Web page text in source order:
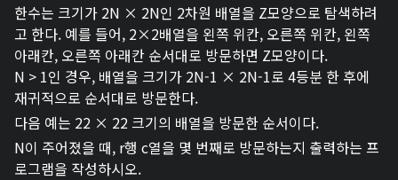
한수는 크기가 2N × 2N인 2차원 배열을 Z모양으로 탐색하려
고 한다. 예를 들어, 2×2배열을 왼쪽 위칸, 오른쪽 위칸, 왼쪽
아래칸, 오른쪽 아래칸 순서대로 방문하면 Z모양이다.
N > 1인 경우, 배열을 크기가 2N-1 × 2N-1로 4등분 한 후에
재귀적으로 순서대로 방문한다.
다음 예는 22 × 22 크기의 배열을 방문한 순서이다.
N이 주어졌을 때, r행 c열을 몇 번째로 방문하는지 출력하는 프
로그램을 작성하시오.